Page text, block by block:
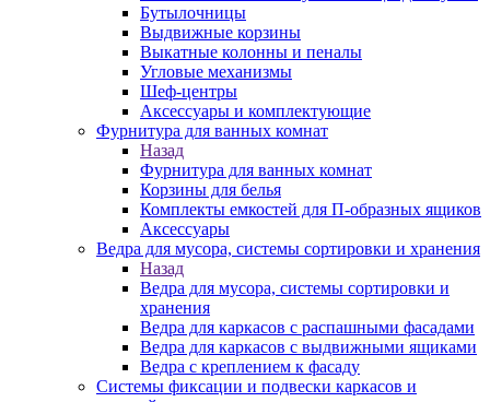
Бутылочницы
Выдвижные корзины
Выкатные колонны и пеналы
Угловые механизмы
Шеф-центры
Аксессуары и комплектующие
Фурнитура для ванных комнат
Назад
Фурнитура для ванных комнат
Корзины для белья
Комплекты емкостей для П-образных ящиков
Аксессуары
Ведра для мусора, системы сортировки и хранения
Назад
Ведра для мусора, системы сортировки и
хранения
Ведра для каркасов с распашными фасадами
Ведра для каркасов с выдвижными ящиками
Ведра с креплением к фасаду
Системы фиксации и подвески каркасов и